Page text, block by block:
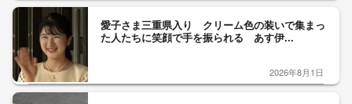
愛子さま三重県入り クリーム色の装いで集まっ
た人たちに笑顔で手を振られる あす伊...
2026年8月1日